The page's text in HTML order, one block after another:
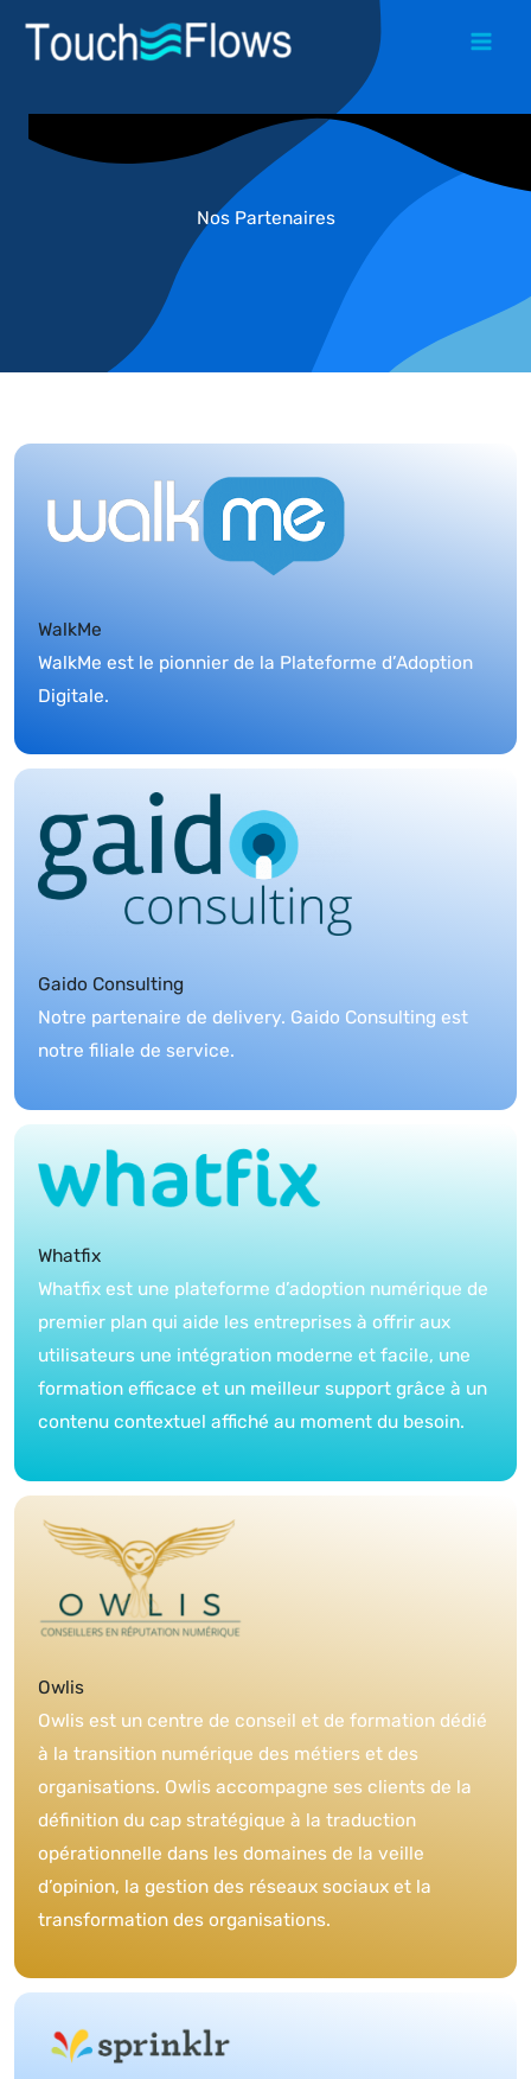
Nos Partenaires
WalkMe
WalkMe est le pionnier de la Plateforme d’Adoption
Digitale.
Gaido Consulting
Notre partenaire de delivery. Gaido Consulting est
notre filiale de service.
Whatfix
Whatfix est une plateforme d’adoption numérique de
premier plan qui aide les entreprises à offrir aux
utilisateurs une intégration moderne et facile, une
formation efficace et un meilleur support grâce à un
contenu contextuel affiché au moment du besoin.
Owlis
Owlis est un centre de conseil et de formation dédié
à la transition numérique des métiers et des
organisations. Owlis accompagne ses clients de la
définition du cap stratégique à la traduction
opérationnelle dans les domaines de la veille
d’opinion, la gestion des réseaux sociaux et la
transformation des organisations.